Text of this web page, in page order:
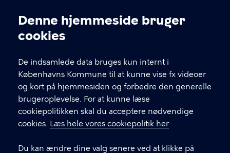
Cookieindstillinger
Denne hjemmeside bruger
cookies
De indsamlede data bruges kun internt i
Københavns Kommune til at kunne vise fx videoer
og kort på hjemmesiden og forbedre den generelle
brugeroplevelse. For at kunne læse
cookiepolitikken skal du acceptere nødvendige
cookies. Læs hele vores cookiepolitik her
Du kan ændre dine valg senere ved at klikke på
KONTAKT
amk@kk.dk
33 66 57 66
EAN-nummer 5798009288066
LINKS